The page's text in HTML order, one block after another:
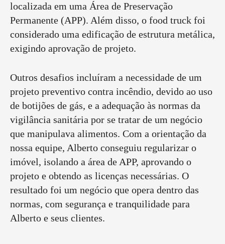
localizada em uma Área de Preservação
Permanente (APP). Além disso, o food truck foi
considerado uma edificação de estrutura metálica,
exigindo aprovação de projeto.
Outros desafios incluíram a necessidade de um
projeto preventivo contra incêndio, devido ao uso
de botijões de gás, e a adequação às normas da
vigilância sanitária por se tratar de um negócio
que manipulava alimentos. Com a orientação da
nossa equipe, Alberto conseguiu regularizar o
imóvel, isolando a área de APP, aprovando o
projeto e obtendo as licenças necessárias. O
resultado foi um negócio que opera dentro das
normas, com segurança e tranquilidade para
Alberto e seus clientes.